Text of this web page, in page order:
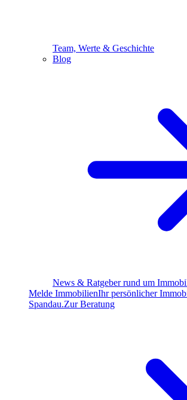
Team, Werte & Geschichte
Blog
News & Ratgeber rund um
Melde ImmobilienIhr persönlicher
Spandau.Zur Beratung